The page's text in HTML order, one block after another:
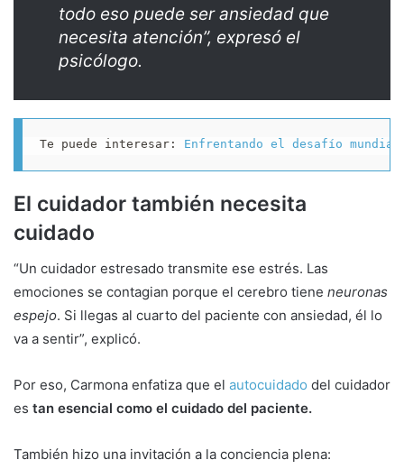
todo eso puede ser ansiedad que
necesita atención”, expresó el
psicólogo.
Te puede interesar: Enfrentando el desafío
El cuidador también necesita
cuidado
“Un cuidador estresado transmite ese estrés. Las
emociones se contagian porque el cerebro tiene neuronas
espejo. Si llegas al cuarto del paciente con ansiedad, él lo
va a sentir”, explicó.
Por eso, Carmona enfatiza que el autocuidado del cuidador
es tan esencial como el cuidado del paciente.
También hizo una invitación a la conciencia plena: